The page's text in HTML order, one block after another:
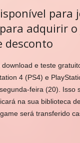
para
adquirir
desconto
e teste
4 (PS4) e
feira (20). Isso
na sua biblioteca
será transferido